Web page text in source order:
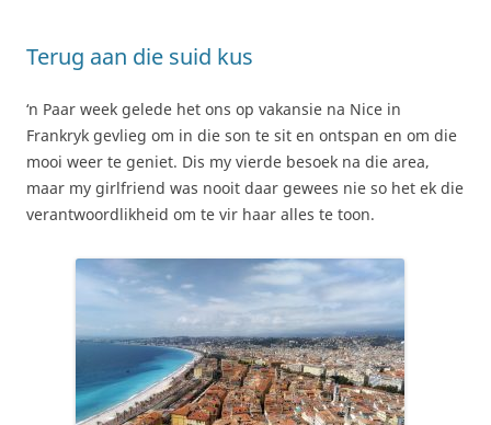
Terug aan die suid kus
‘n Paar week gelede het ons op vakansie na Nice in
Frankryk gevlieg om in die son te sit en ontspan en om die
mooi weer te geniet. Dis my vierde besoek na die area,
maar my girlfriend was nooit daar gewees nie so het ek die
verantwoordlikheid om te vir haar alles te toon.